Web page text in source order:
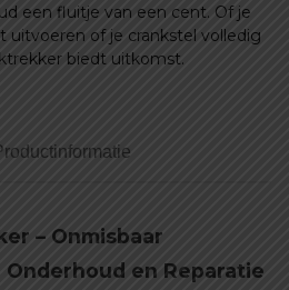
een fluitje van een cent. Of je
uitvoeren of je crankstel volledig
biedt uitkomst.
– Onmisbaar
en Reparatie